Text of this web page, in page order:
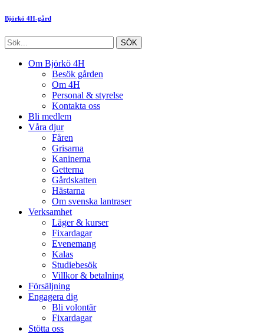
Björkö 4H-gård
Om Björkö 4H
Besök gården
Om 4H
Personal & styrelse
Kontakta oss
Bli medlem
Våra djur
Fåren
Grisarna
Kaninerna
Getterna
Gårdskatten
Hästarna
Om svenska lantraser
Verksamhet
Läger & kurser
Fixardagar
Evenemang
Kalas
Studiebesök
Villkor & betalning
Försäljning
Engagera dig
Bli volontär
Fixardagar
Stötta oss